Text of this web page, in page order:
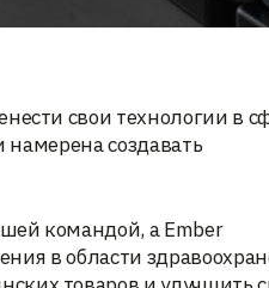
свои технологии в
намерена создавать
командой, а Ember
в области